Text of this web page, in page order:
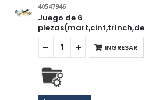
40547946
Juego de 6
INGRESAR